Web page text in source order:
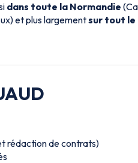
dans toute la Normandie
et plus largementsur tout
rédaction de contrats)